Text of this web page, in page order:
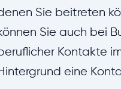
Sie beitreten
Sie auch bei
Kontakte
eine